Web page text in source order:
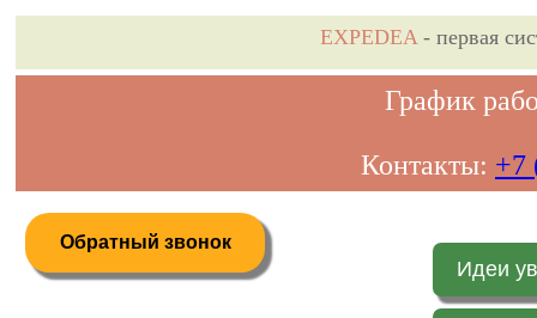
EXPEDEA- первая
График
Контакты: +7
Обратный звонок
Идеи